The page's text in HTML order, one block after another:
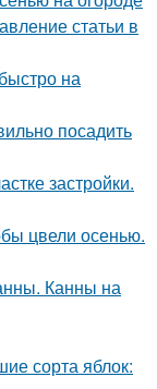
статьи в
на
посадить
застройки.
цвели осенью.
Канны на
сорта яблок: